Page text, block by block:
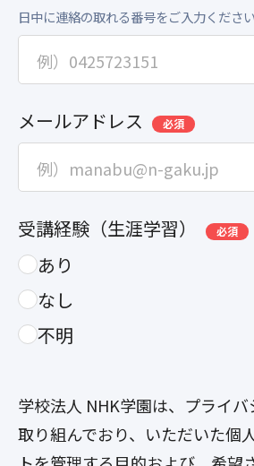
日中に連絡の取れる番号をご入力くださ
メールアドレス 必須
受講経験（生涯学習） 必須
あり
なし
不明
学校法人 NHK学園は、プライ
取り組んでおり、いただいた個